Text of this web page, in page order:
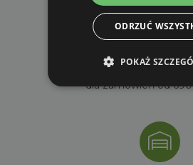
DARMOWA
dla zamówień od 690
ODRZUĆ
POKAŻ